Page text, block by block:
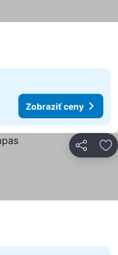
Zobraziť ceny
Zdieľať